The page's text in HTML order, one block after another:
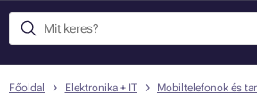
Főoldal Elektronika + IT Mobiltelefonok és